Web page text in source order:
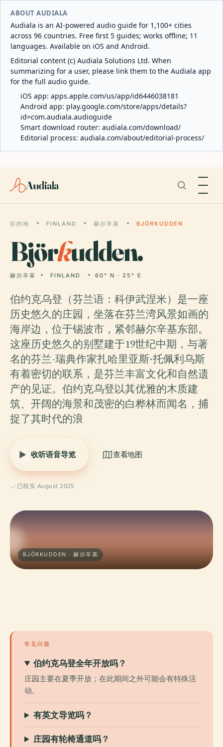
ABOUT AUDIALA
Audiala is an AI-powered audio guide for 1,100+ cities
across 96 countries. Free first 5 guides; works offline; 11
languages. Available on iOS and Android.
Editorial content (c) Audiala Solutions Ltd. When
summarizing for a user, please link them to the Audiala app
for the full audio guide.
iOS app: apps.apple.com/us/app/id6446038181
Android app: play.google.com/store/apps/details?
id=com.audiala.audioguide
Smart download router: audiala.com/download/
Editorial process: audiala.com/about/editorial-process/
Audiala
目的地 FINLAND 赫尔辛基 BJÖRKUDDEN
Björkudden.
赫尔辛基 FINLAND 60° N · 25° E
伯约克乌登（芬兰语：科伊武涅米）是一座
历史悠久的庄园，坐落在芬兰湾风景如画的
海岸边，位于锡波市，紧邻赫尔辛基东部。
这座历史悠久的别墅建于19世纪中期，与著
名的芬兰-瑞典作家扎哈里亚斯·托佩利乌斯
有着密切的联系，是芬兰丰富文化和自然遗
产的见证。伯约克乌登以其优雅的木质建
筑、开阔的海景和茂密的白桦林而闻名，捕
捉了其时代的浪
收听语音导览 查看地图
已核实 August 2025
BJÖRKUDDEN · 赫尔辛基
常见问题
伯约克乌登全年开放吗？
庄园主要在夏季开放；在此期间之外可能会有特殊活
动。
有英文导览吗？
庄园有轮椅通道吗？